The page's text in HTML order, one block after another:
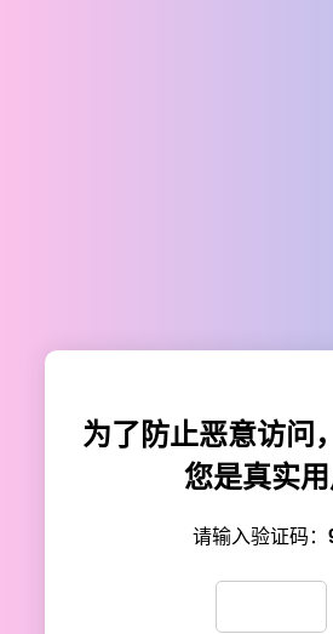
为了防止恶意访问
您是真实
请输入验证码：